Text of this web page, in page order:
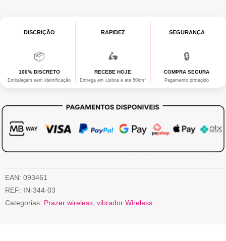
DISCRIÇÃO
📦
100% DISCRETO
Embalagem sem identificação
RAPIDEZ
🛵
RECEBE HOJE
Entrega em Lisboa e até 50km*
SEGURANÇA
🔒
COMPRA SEGURA
Pagamento protegido
EAN: 093461
REF: IN-344-03
Categorias: Prazer wireless vibrador Wireless